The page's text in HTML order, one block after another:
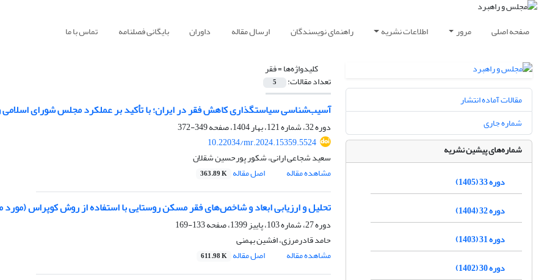
صفحه اصلی مرور اطلاعات نشریه راهنمای نویسندگان ارسال مقاله داوران بایگانی فصلنامه تماس با ما
کلیدواژه‌ها =فقر
تعداد مقالات: 5
آسیب‌شناسی سیاستگذاری کاهش فقر در ایران؛ با تأکید بر عملکرد مجلس شورای
دوره 32، شماره 121، بهار 1404، صفحه
349-372
10.22034/mr.2024.15359.5524
سعید شجاعی ارانی، شکور پورحسین شقلان
مشاهده مقاله
اصل مقاله 363.89 K
تحلیل و ارزیابی ابعاد و شاخص‌های فقر مسکن روستایی با استفاده از روش کوپراس
دوره 27، شماره 103، پاییز 1399، صفحه
133-169
حامد قادرمرزی، افشین بهمنی
مشاهده مقاله
اصل مقاله 611.98 K
مقالات آماده انتشار
شماره جاری
شماره‌های پیشین نشریه
دوره 33 (1405)
دوره 32 (1404)
دوره 31 (1403)
دوره 30 (1402)